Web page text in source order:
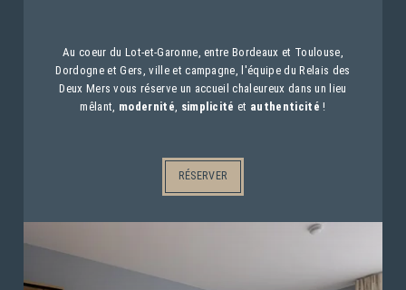
Au coeur du Lot-et-Garonne, entre Bordeaux et Toulouse,
Dordogne et Gers, ville et campagne, l'équipe du Relais des
Deux Mers vous réserve un accueil chaleureux dans un lieu
mêlant, modernité, simplicitéet authenticité !
RÉSERVER